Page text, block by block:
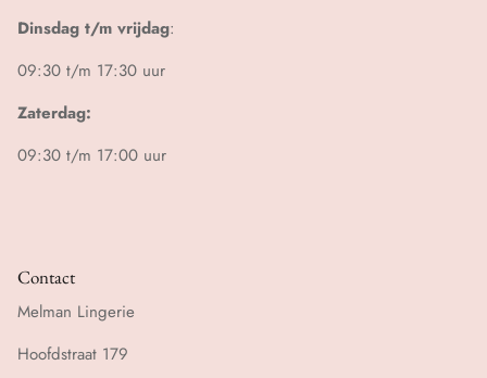
Dinsdag t/m vrijdag:
09:30 t/m 17:30 uur
Zaterdag:
09:30 t/m 17:00 uur
Contact
Melman Lingerie
Hoofdstraat 179